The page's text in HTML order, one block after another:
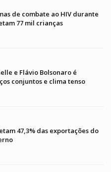
de combate ao HIV durante
77 mil crianças
e Flávio Bolsonaro é
conjuntos e clima tenso
47,3% das exportações do